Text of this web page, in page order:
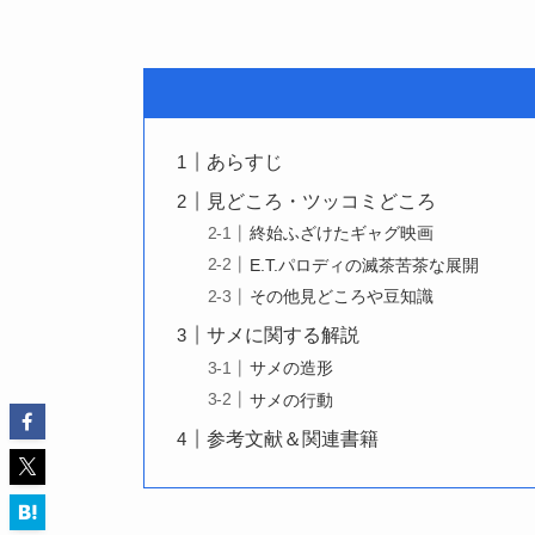
あらすじ
見どころ・ツッコミどころ
終始ふざけたギャグ映画
E.T.パロディの滅茶苦茶な展開
その他見どころや豆知識
サメに関する解説
サメの造形
サメの行動
参考文献＆関連書籍